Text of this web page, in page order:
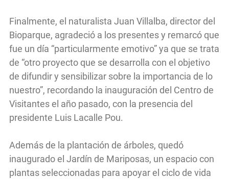
Finalmente, el naturalista Juan Villalba, director del
Bioparque, agradeció a los presentes y remarcó que
fue un día “particularmente emotivo” ya que se trata
de “otro proyecto que se desarrolla con el objetivo
de difundir y sensibilizar sobre la importancia de lo
nuestro”, recordando la inauguración del Centro de
Visitantes el año pasado, con la presencia del
presidente Luis Lacalle Pou.
Además de la plantación de árboles, quedó
inaugurado el Jardín de Mariposas, un espacio con
plantas seleccionadas para apoyar el ciclo de vida